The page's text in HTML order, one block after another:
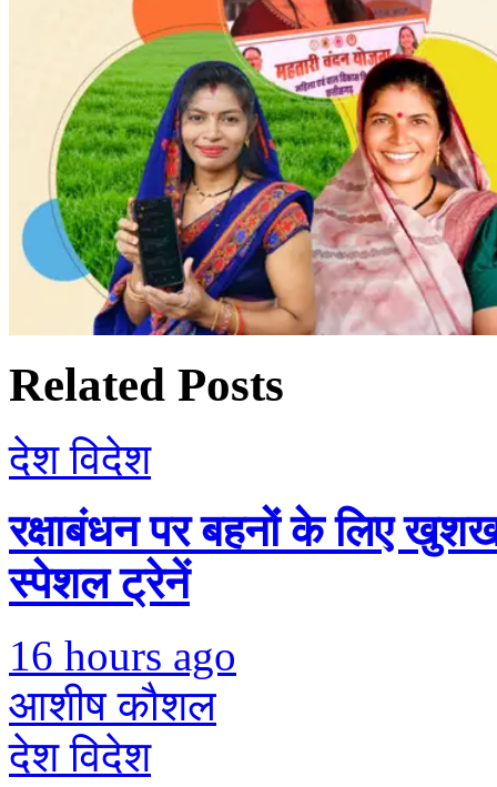
Related Posts
देश विदेश
रक्षाबंधन पर बहनों के लिए
स्पेशल ट्रेनें
16 hours ago
आशीष कौशल
देश विदेश